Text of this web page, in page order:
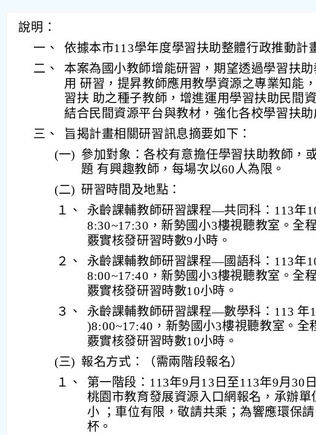
說明：
一、
依據本市113學年度學習扶助整體行政推動計
二、
本案為國小教師增能研習，期望透過學習扶
用 研習，提昇教師應用教學資源之專業知能
習扶 助之種子教師，增進運用學習扶助民間
結合民間資源平台與教材，強化各校學習扶
三、
旨揭計畫相關研習訊息摘要如下：
(一) 參加對象：各校有意擔任學習扶助教師，
題 有興趣教師，每場次以60人為限。
(二) 研習時間及地點：
１、
永齡課輔教師研習課程—共同科：113年
8:30~17:30，新勢國小3樓視聽教室。全
覈實核發研習時數9小時。
２、
永齡課輔教師研習課程—國語科：113年
8:00~17:40，新勢國小3樓視聽教室。全
覈實核發研習時數10小時。
３、
永齡課輔教師研習課程—數學科：113 年
)8:00~17:40，新勢國小3樓視聽教室。全
覈實核發研習時數10小時。
(三) 報名方式：（需兩階段報名）
１、
第一階段：113年9月13日至113年9月30
桃園市教育發展資源入口網報名，承辦單
小 ；車位有限，敬請共乘；為響應環保
杯。